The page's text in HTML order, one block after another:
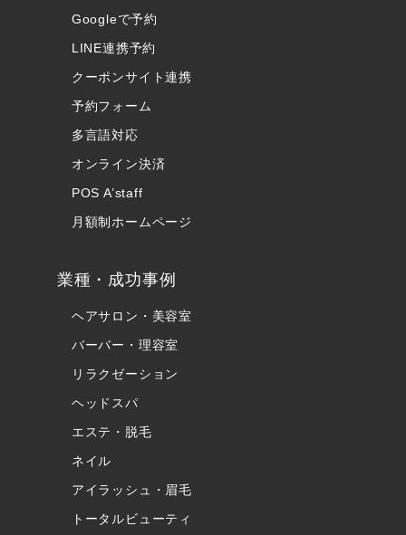
Googleで予約
LINE連携予約
クーポンサイト連携
予約フォーム
多言語対応
オンライン決済
POS A’staff
月額制ホームページ
業種・成功事例
ヘアサロン・美容室
バーバー・理容室
リラクゼーション
ヘッドスパ
エステ・脱毛
ネイル
アイラッシュ・眉毛
トータルビューティ